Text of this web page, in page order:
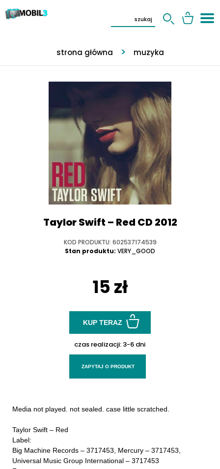
strona główna muzyka
Taylor Swift ‎– Red CD 2012
KOD PRODUKTU: 602537174539
Stan produktu: VERY_GOOD
15 zł
KUP TERAZ
czas realizacji: 3-6 dni
ZAPYTAJ O PRODUKT
Media not played. not sealed. case little scratched.
Taylor Swift ‎– Red
Label:
Big Machine Records ‎– 3717453, Mercury ‎– 3717453,
Universal Music Group International ‎– 3717453